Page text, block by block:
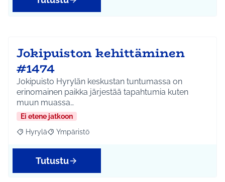
Jokipuiston kehittäminen
#1474
Jokipuisto Hyrylän keskustan tuntumassa on
erinomainen paikka järjestää tapahtumia kuten
muun muassa…
Ei etene jatkoon
Rajaa tulokset aihepiirin mukaan: Hyrylä
Hyrylä Rajaa tulokset teeman mukaan: Ympäristö
Ympäristö
Tutustu